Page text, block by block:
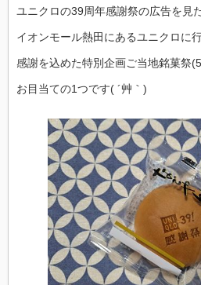
ユニクロの39周年感謝祭の広告を見
イオンモール熱田にあるユニクロに
感謝を込めた特別企画ご当地銘菓祭
お目当ての1つです( ´艸｀)